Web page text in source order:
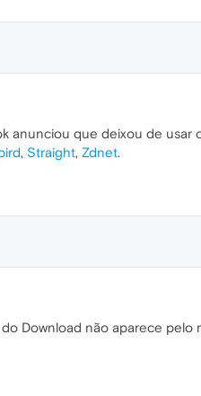
anunciou que deixou de
, Straight, Zdnet.
Download não aparece